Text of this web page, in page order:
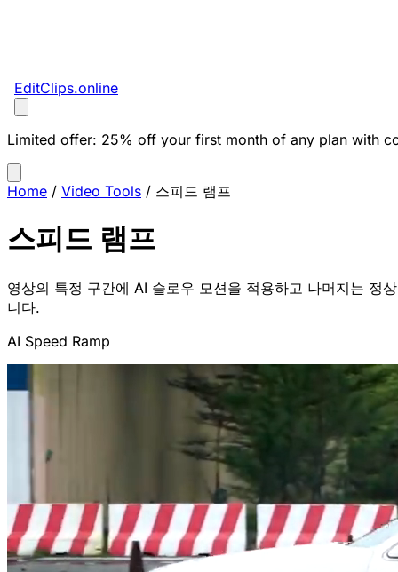
EditClips.online
Limited offer: 25% off your first month of any plan with
Home / Video Tools / 스피드 램프
스피드 램프
영상의 특정 구간에 AI 슬로우 모션을 적용하고 나머지는 정
니다.
AI Speed Ramp